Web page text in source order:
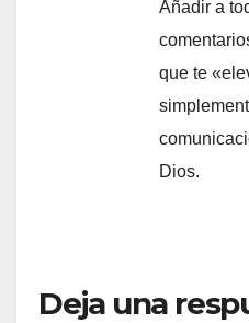
Añadir a
que te
Dios.
Deja una